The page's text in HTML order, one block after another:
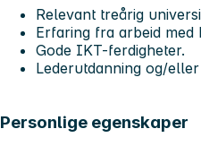
Relevant treårig
Erfaring fra arbeid
Gode IKT-ferdigheter.
Lederutdanning og/
Personlige egenskaper